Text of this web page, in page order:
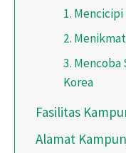
1. Mencicipi
2.
3.
Korea
Fasilitas
Alamat